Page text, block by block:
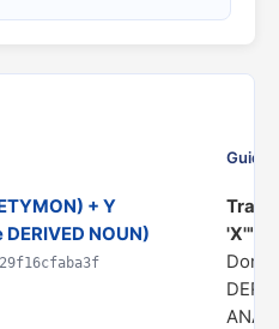
+ Y
NOUN)
'X'"